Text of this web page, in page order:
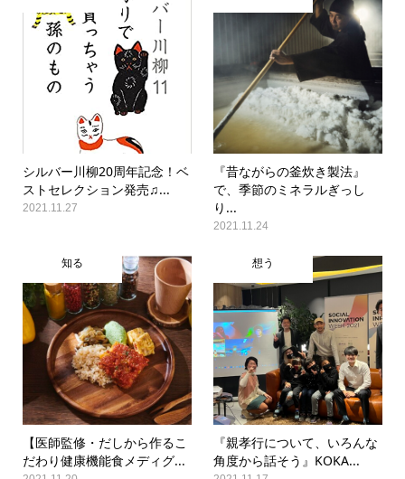
シルバー川柳20周年記念！ベ
ストセレクション発売♫...
2021.11.27
『昔ながらの釜炊き製法』
で、季節のミネラルぎっし
り...
2021.11.24
知る
【医師監修・だしから作るこ
だわり健康機能食メディグ...
想う
『親孝行について、いろんな
角度から話そう』KOKA...